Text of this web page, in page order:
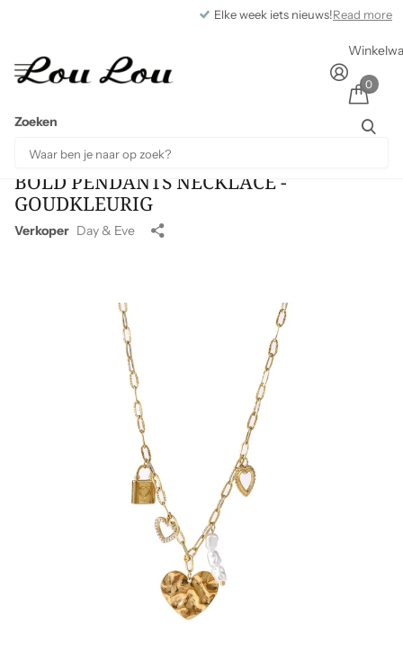
Elke week iets nieuws!Read more
Zoeken
0
BOLD PENDANTS NECKLACE -
GOUDKLEURIG
Verkoper Day & Eve